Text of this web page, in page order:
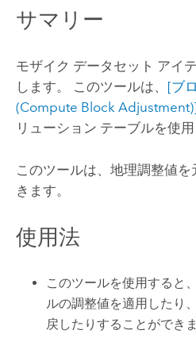
サマリー
モザイク データセット アイ
します。 このツールは、 [ブ
(Compute Block
リューション テーブルを使用
このツールは、地理調整値
きます。
使用法
このツールを使用すると
ルの調整値を適用したり
戻したりすることができま